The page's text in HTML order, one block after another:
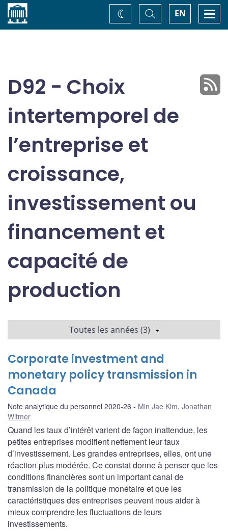
Accueil EN
Basculer
la
recherche
Changez
de
D92 - Choix
intertemporel de
l’entreprise et
croissance,
investissement ou
financement et
capacité de
production
Toutes les années (3)
Corporate investment and
monetary policy transmission in
Canada
Note analytique du personnel 2020-26 Min Jae Kim, Jonathan
Witmer
Quand les taux d’intérêt varient de façon inattendue, les
petites entreprises modifient nettement leur taux
d’investissement. Les grandes entreprises, elles, ont une
réaction plus modérée. Ce constat donne à penser que les
conditions financières sont un important canal de
transmission de la politique monétaire et que les
caractéristiques des entreprises peuvent nous aider à
mieux comprendre les fluctuations de leurs
investissements.